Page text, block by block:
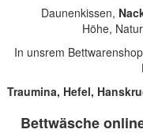
Daunenkissen,
Höhe,
In unsrem
Traumina, Hefel,
Bettwäsche